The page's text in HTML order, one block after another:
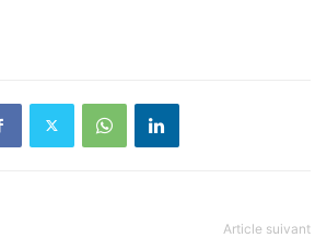
Article suivant